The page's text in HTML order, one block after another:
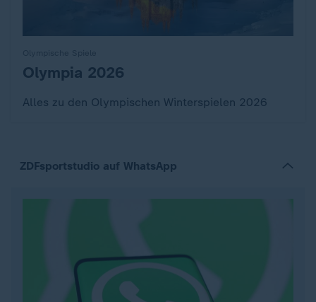
:Olympia 2026
Alles zu den Olympischen Winterspielen 2026
ZDFsportstudio auf WhatsApp